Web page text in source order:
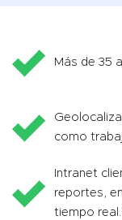
Más de 35
como
Intranet
reportes,
tiempo real.